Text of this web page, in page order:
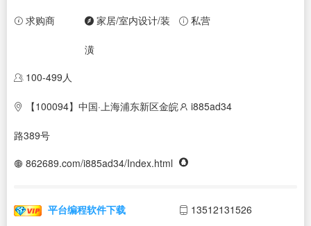
求购商 家居/室内设计/装
潢
私营
100-499人
【100094】中国·上海浦东新区金皖
路389号
i885ad34
862689.com/i885ad34/Index.html
平台编程软件下载 13512131526